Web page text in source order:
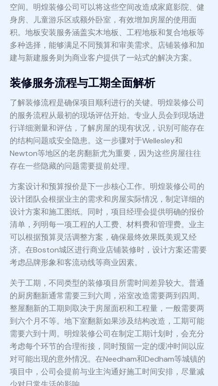
空间。明煌装修公司可以将这些空间改造成家庭影院、健
身房、儿童游乐区或额外卧室，有效增加房屋的使用面
积。地板安装服务涵盖实木地板、工程地板和复合地板等
多种选择，能够满足不同预算和审美需求。店铺装修和加
建与新建服务则为商业客户提供了一站式的解决方案。
装修服务流程与工期全面解析
了解装修流程是确保项目顺利进行的关键。明煌装修公司
的服务流程从最初的现场评估开始。专业人员会到现场进
行详细测量和评估，了解房屋的现有状况，识别可能存在
的结构问题或安全隐患。这一步骤对于Wellesley和
Newton等地区的老房翻新尤为重要，因为这些房屋往往
存在一些隐藏的问题需要提前处理。
方案设计和预算报价是下一步核心工作。明煌装修公司的
设计团队会根据业主的需求和房屋实际情况，制定详细的
设计方案和施工图纸。同时，项目经理会提供明确的报价
清单，列明每一项工程的人工费、材料费和管理费。业主
可以根据预算灵活调整方案，确保最终效果既美观又经
济。在Boston城区进行商业店铺装修时，设计方案还需要
考虑品牌形象和客流动线等商业因素。
关于工期，不同类型的装修项目所需时间差异较大。普通
的厨房翻新通常需要三到六周，浴室改造需要两到四周。
整屋翻新的工期则取决于房屋面积和工程量，一般需要两
到六个月不等。地下室翻新如果涉及结构改造，工期可能
需要六到十周。明煌装修公司在制定工期计划时，会充分
考虑每个环节的合理衔接，同时预留一定的缓冲时间以应
对可能出现的意外情况。在Needham和Dedham等城镇的
项目中，公司会提前与业主沟通好施工时间安排，尽量减